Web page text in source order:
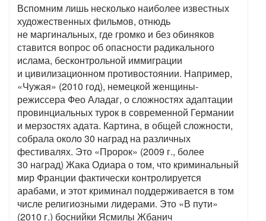
Вспомним лишь несколько наиболее известных
художественных фильмов, отнюдь
не маргинальных, где громко и без обиняков
ставится вопрос об опасности радикального
ислама, бесконтрольной иммиграции
и цивилизационном противостоянии. Например,
«Чужая» (2010 год), немецкой женщины-
режиссера Фео Аладаг, о сложностях адаптации
провинциальных турок в современной Германии
и мерзостях адата. Картина, в общей сложности,
собрала около 30 наград на различных
фестивалях. Это «Пророк» (2009 г., более
30 наград) Жака Одиара о том, что криминальный
мир Франции фактически контролируется
арабами, и этот криминал поддерживается в том
числе религиозными лидерами. Это «В пути»
(2010 г.) боснийки Ясмилы Жбанич